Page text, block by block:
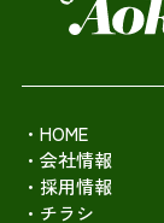
・HOME
・会社情報
・採用情報
・チラシ